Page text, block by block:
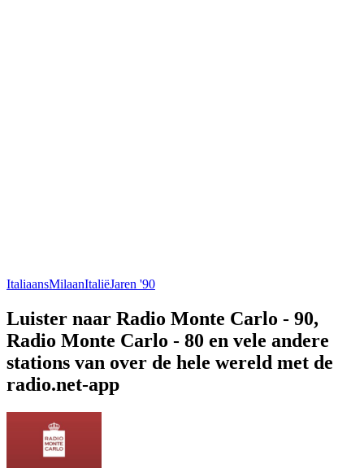
ItaliaansMilaanItaliëJaren '90
Luister naar Radio Monte Carlo - 90,
Radio Monte Carlo - 80 en vele andere
stations van over de hele wereld met de
radio.net-app